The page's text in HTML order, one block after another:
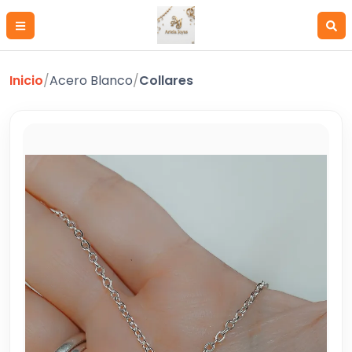
Inicio/Acero Blanco/Collares